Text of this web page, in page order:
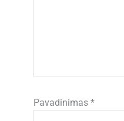
Pavadinimas*